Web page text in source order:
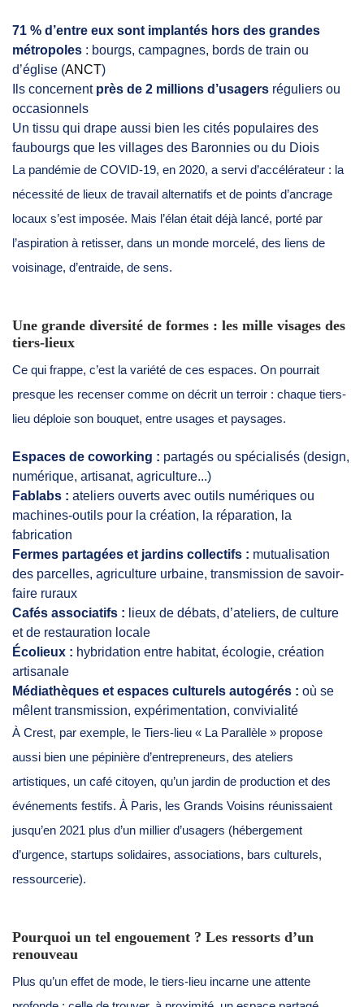
71 % d’entre eux sont implantés hors des grandes
métropoles : bourgs, campagnes, bords de train ou
d’église (ANCT)
Ils concernent près de 2 millions d’usagers réguliers ou
occasionnels
Un tissu qui drape aussi bien les cités populaires des
faubourgs que les villages des Baronnies ou du Diois
La pandémie de COVID-19, en 2020, a servi d’accélérateur : la
nécessité de lieux de travail alternatifs et de points d’ancrage
locaux s’est imposée. Mais l’élan était déjà lancé, porté par
l’aspiration à retisser, dans un monde morcelé, des liens de
voisinage, d’entraide, de sens.
Une grande diversité de formes : les mille visages des
tiers-lieux
Ce qui frappe, c’est la variété de ces espaces. On pourrait
presque les recenser comme on décrit un terroir : chaque tiers-
lieu déploie son bouquet, entre usages et paysages.
Espaces de coworking : partagés ou spécialisés (design,
numérique, artisanat, agriculture...)
Fablabs : ateliers ouverts avec outils numériques ou
machines-outils pour la création, la réparation, la
fabrication
Fermes partagées et jardins collectifs : mutualisation
des parcelles, agriculture urbaine, transmission de savoir-
faire ruraux
Cafés associatifs : lieux de débats, d’ateliers, de culture
et de restauration locale
Écolieux : hybridation entre habitat, écologie, création
artisanale
Médiathèques et espaces culturels autogérés : où se
mêlent transmission, expérimentation, convivialité
À Crest, par exemple, le Tiers-lieu « La Parallèle » propose
aussi bien une pépinière d’entrepreneurs, des ateliers
artistiques, un café citoyen, qu’un jardin de production et des
événements festifs. À Paris, les Grands Voisins réunissaient
jusqu’en 2021 plus d’un millier d’usagers (hébergement
d’urgence, startups solidaires, associations, bars culturels,
ressourcerie).
Pourquoi un tel engouement ? Les ressorts d’un
renouveau
Plus qu’un effet de mode, le tiers-lieu incarne une attente